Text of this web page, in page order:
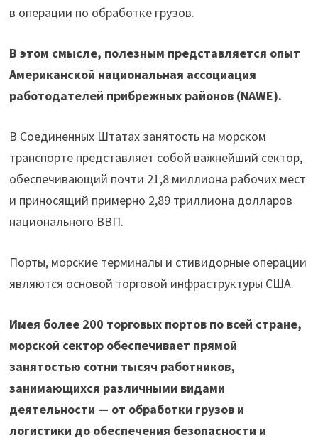
в операции по обработке грузов.
В этом смысле, полезным представляется опыт
Американской национальная ассоциация
работодателей прибрежных районов (NAWE).
В Соединенных Штатах занятость на морском
транспорте представляет собой важнейший сектор,
обеспечивающий почти 21,8 миллиона рабочих мест
и приносящий примерно 2,89 триллиона долларов
национального ВВП.
Порты, морские терминалы и стивидорные операции
являются основой торговой инфраструктуры США.
Имея более 200 торговых портов по всей стране,
морской сектор обеспечивает прямой
занятостью сотни тысяч работников,
занимающихся различными видами
деятельности — от обработки грузов и
логистики до обеспечения безопасности и